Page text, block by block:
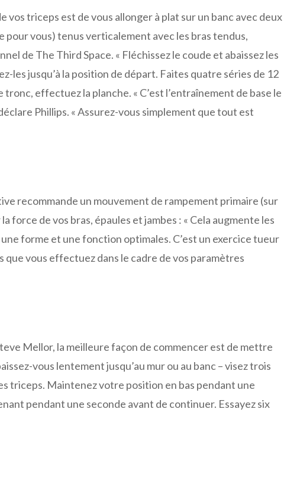
vos triceps est de vous allonger à plat sur un banc avec deux
pour vous) tenus verticalement avec les bras tendus,
de The Third Space. « Fléchissez le coude et abaissez les
les jusqu’à la position de départ. Faites quatre séries de 12
effectuez la planche. « C’est l’entraînement de base le
Phillips. « Assurez-vous simplement que tout est
recommande un mouvement de rampement primaire (sur
force de vos bras, épaules et jambes : « Cela augmente les
forme et une fonction optimales. C’est un exercice tueur
que vous effectuez dans le cadre de vos paramètres
Mellor, la meilleure façon de commencer est de mettre
vous lentement jusqu’au mur ou au banc – visez trois
triceps. Maintenez votre position en bas pendant une
pendant une seconde avant de continuer. Essayez six